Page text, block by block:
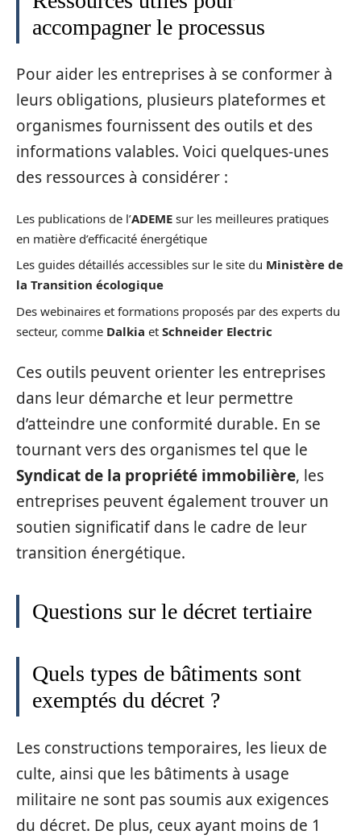
accompagner le processus
Pour aider les entreprises à se conformer à
leurs obligations, plusieurs plateformes et
organismes fournissent des outils et des
informations valables. Voici quelques-unes
des ressources à considérer :
Les publications de l’ADEME sur les meilleures pratiques
en matière d’efficacité énergétique
Les guides détaillés accessibles sur le site du Ministère de
la Transition écologique
Des webinaires et formations proposés par des experts du
secteur, comme Dalkia et Schneider Electric
Ces outils peuvent orienter les entreprises
dans leur démarche et leur permettre
d’atteindre une conformité durable. En se
tournant vers des organismes tel que le
Syndicat de la propriété immobilière, les
entreprises peuvent également trouver un
soutien significatif dans le cadre de leur
transition énergétique.
Questions sur le décret tertiaire
Quels types de bâtiments sont
exemptés du décret ?
Les constructions temporaires, les lieux de
culte, ainsi que les bâtiments à usage
militaire ne sont pas soumis aux exigences
du décret. De plus, ceux ayant moins de 1